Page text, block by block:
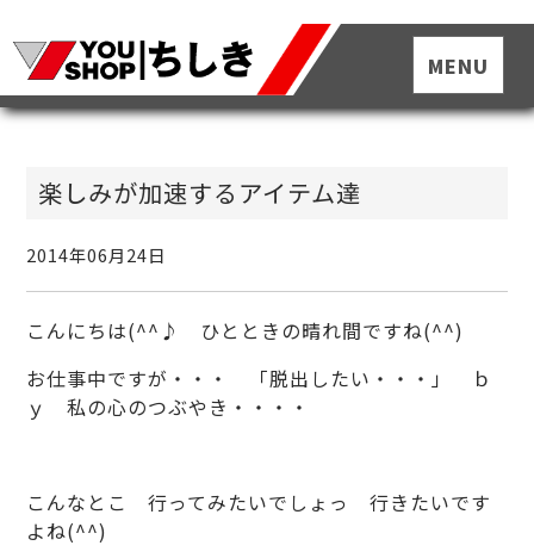
楽しみが加速するアイテム達
2014年06月24日
こんにちは(^^♪ ひとときの晴れ間ですね(^^)
お仕事中ですが・・・ 「脱出したい・・・」 ｂ
ｙ 私の心のつぶやき・・・・
こんなとこ 行ってみたいでしょっ 行きたいです
よね(^^)